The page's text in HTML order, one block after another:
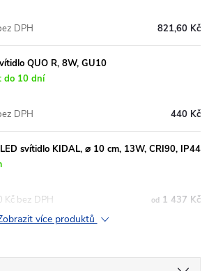
821,60 Kč
DPH
QUO R, 8W, GU10
do 10 dní
440 Kč
DPH
svítidlo KIDAL, ⌀ 10 cm, 13W, CRI90, IP44
od1 437 Kč
Kč bez DPH
více produktů